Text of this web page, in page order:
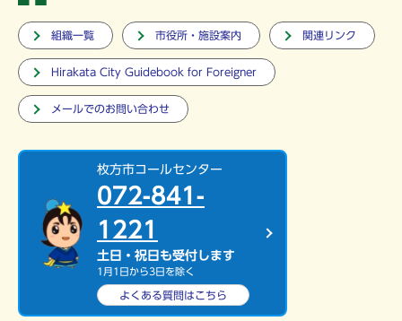
組織一覧 市役所・施設案内 関連リンク
Hirakata City Guidebook for Foreigner
メールでのお問い合わせ
枚方市コールセンター
072-841-
1221
土日・祝日も受付します
1月1日から3日を除く
よくある質問はこちら